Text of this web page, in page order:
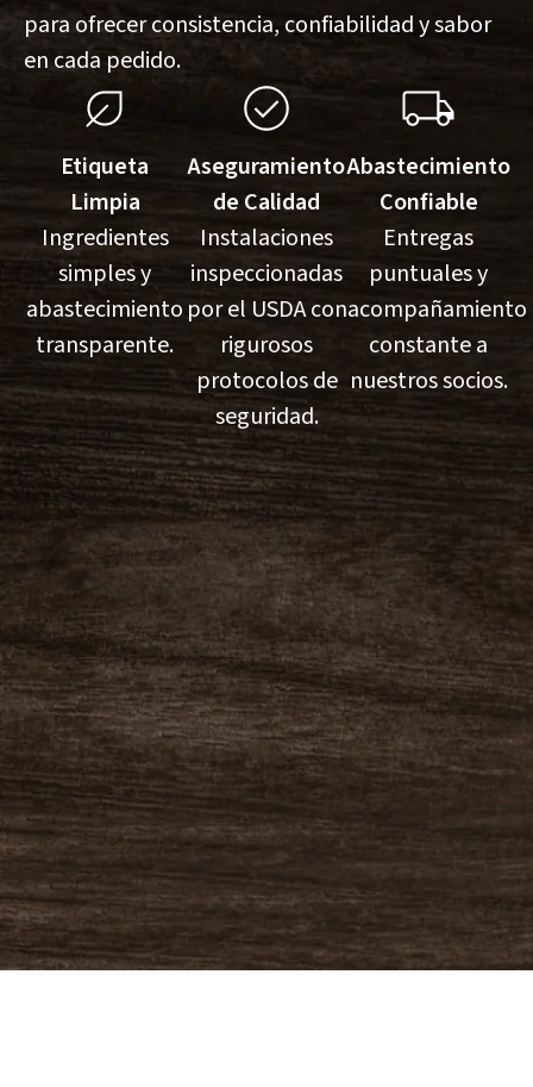
para ofrecer consistencia, confiabilidad y sabor
en cada pedido.
Etiqueta
Limpia
Ingredientes
simples y
abastecimiento
transparente.
Aseguramiento
de Calidad
Instalaciones
inspeccionadas
por el USDA con
rigurosos
protocolos de
seguridad.
Abastecimiento
Confiable
Entregas
puntuales y
acompañamiento
constante a
nuestros socios.